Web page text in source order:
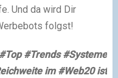
Und da wird Dir
folgst!
#Trends #Systeme
im #Web20 ist